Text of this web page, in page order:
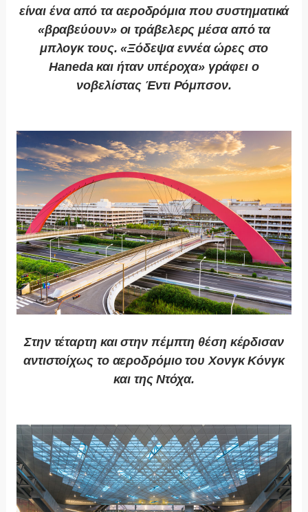
είναι ένα από τα αεροδρόμια που συστηματικά
«βραβεύουν» οι τράβελερς μέσα από τα
μπλογκ τους. «Ξόδεψα εννέα ώρες στο
Haneda και ήταν υπέροχα» γράφει ο
νοβελίστας Έντι Ρόμπσον.
Στην τέταρτη και στην πέμπτη θέση κέρδισαν
αντιστοίχως το αεροδρόμιο του Χονγκ Κόνγκ
και της Ντόχα.